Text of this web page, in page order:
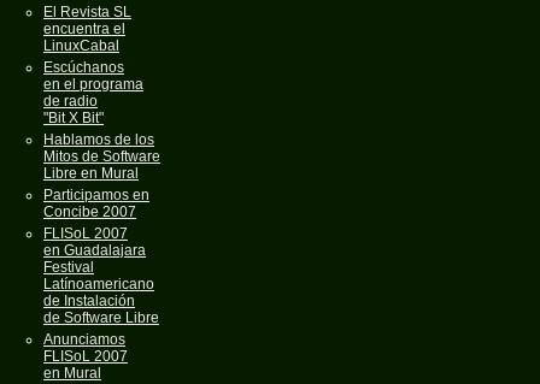
El Revista SL
encuentra el
LinuxCabal
Escúchanos
en el programa
de radio
"Bit X Bit"
Hablamos de los
Mitos de Software
Libre en Mural
Participamos en
Concibe 2007
FLISoL 2007
en Guadalajara
Festival
Latínoamericano
de Instalación
de Software Libre
Anunciamos
FLISoL 2007
en Mural